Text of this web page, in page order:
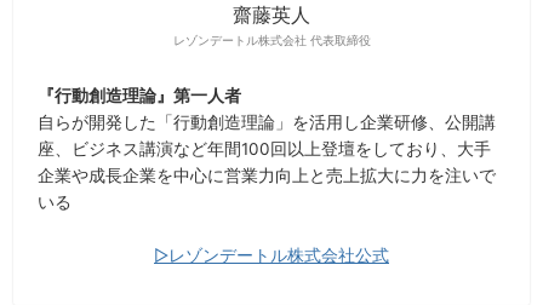
齋藤英人
レゾンデートル株式会社 代表取締役
『行動創造理論』第一人者
自らが開発した「行動創造理論」を活用し企業研修、公開講
座、ビジネス講演など年間100回以上登壇をしており、大手
企業や成長企業を中心に営業力向上と売上拡大に力を注いで
いる
▷レゾンデートル株式会社公式